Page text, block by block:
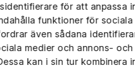
för att anpassa
funktioner för
även sådana
medier och annons-
kan i sin tur kombinera
plan och platser. Håll dig